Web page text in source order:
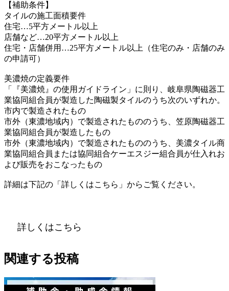
【補助条件】
タイルの施工面積要件
住宅…5平方メートル以上
店舗など…20平方メートル以上
住宅・店舗併用…25平方メートル以上（住宅のみ・店舗のみ
の申請可）
美濃焼の定義要件
「『美濃焼』の使用ガイドライン」に則り、岐阜県陶磁器工
業協同組合員が製造した陶磁製タイルのうち次のいずれか。
市内で製造されたもの
市外（東濃地域内）で製造されたもののうち、笠原陶磁器工
業協同組合員が製造したもの
市外（東濃地域内）で製造されたもののうち、美濃タイル商
業協同組合員または協同組合ケーエスジー組合員が仕入れお
よび販売をおこなったもの
詳細は下記の「詳しくはこちら」からご覧ください。
詳しくはこちら
関連する投稿